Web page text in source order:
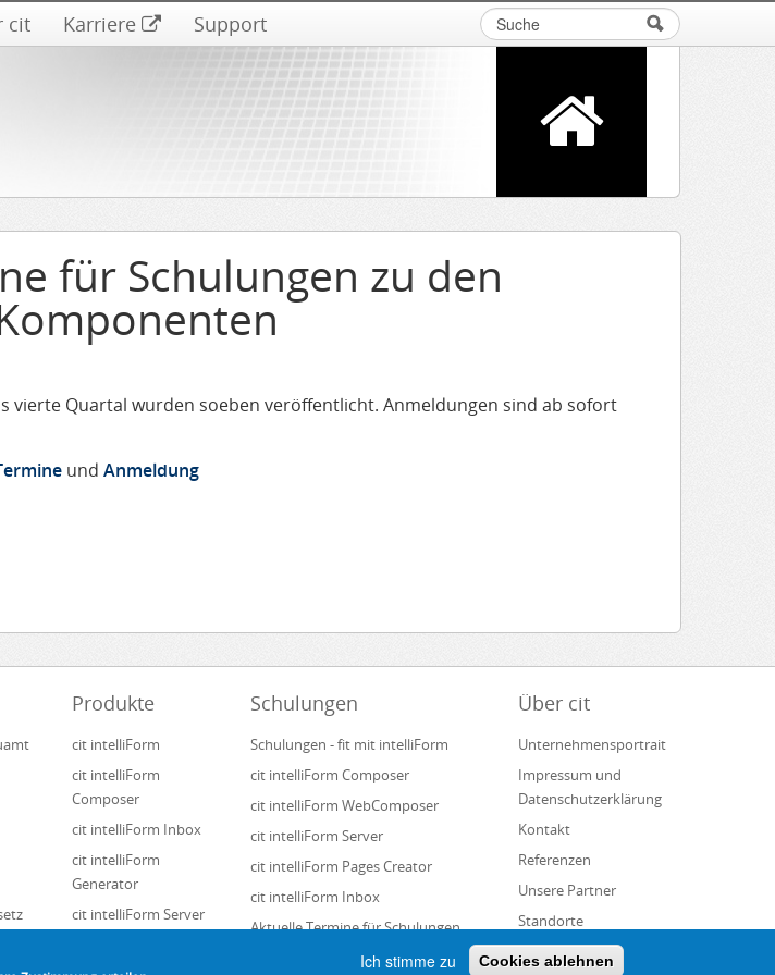
cit Karriere Support Suchformular
Suche
für Schulungen zu den
vierte Quartal wurden soeben veröffentlicht. Anmeldungen sind ab sofort
und Anmeldung
Produkte
cit intelliForm
cit intelliForm
Composer
cit intelliForm Inbox
cit intelliForm
Generator
cit intelliForm Server
Schulungen
Schulungen - fit mit intelliForm
cit intelliForm Composer
cit intelliForm WebComposer
cit intelliForm Server
cit intelliForm Pages Creator
cit intelliForm Inbox
Aktuelle Termine für Schulungen
Über cit
Unternehmensportrait
Impressum und
Datenschutzerklärung
Kontakt
Referenzen
Unsere Partner
Standorte
Presse
Ich stimme zu Cookies ablehnen